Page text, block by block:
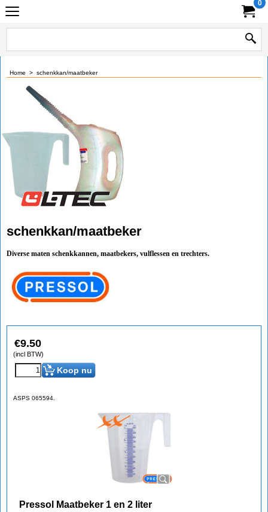
0
Home > schenkkan/maatbeker
schenkkan/maatbeker
Diverse maten schenkkannen, maatbekers, vulflessen en trechters.
€9.50
(incl BTW)
Koop nu
ASPS 065594.
Pressol Maatbeker 1 en 2 liter